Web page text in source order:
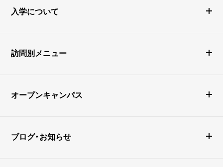
入学について
訪問別メニュー
オープンキャンパス
ブログ・お知らせ